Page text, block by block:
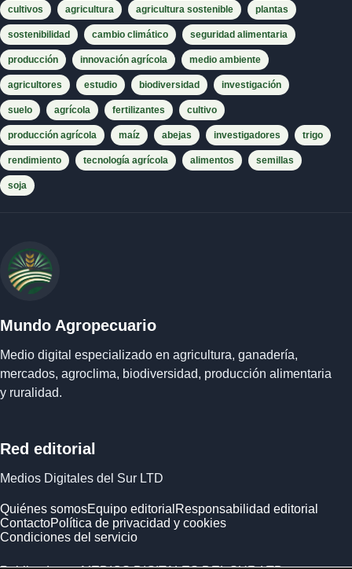
cultivos agricultura agricultura sostenible plantas
sostenibilidad cambio climático seguridad alimentaria
producción innovación agrícola medio ambiente
agricultores estudio biodiversidad investigación
suelo agrícola fertilizantes cultivo
producción agrícola maíz abejas investigadores trigo
rendimiento tecnología agrícola alimentos semillas
soja
Mundo Agropecuario
Medio digital especializado en agricultura, ganadería,
mercados, agroclima, biodiversidad, producción alimentaria
y ruralidad.
Red editorial
Medios Digitales del Sur LTD
Quiénes somosEquipo editorial Responsabilidad editorial
ContactoPolítica de privacidad y cookies
Condiciones del servicio